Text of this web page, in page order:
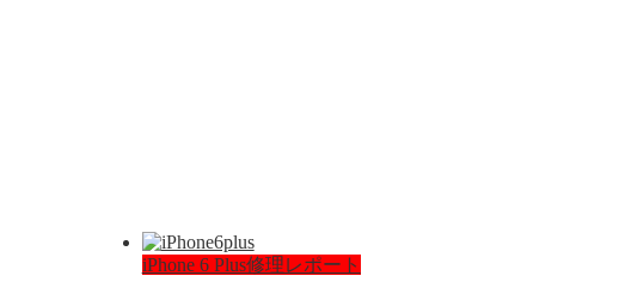
iPhone 6 Plus修理レポート